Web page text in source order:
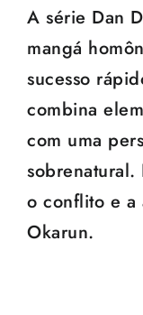
A série Dan
mangá
sucesso
combina
com uma
sobrenatural.
o conflito e a
Okarun.